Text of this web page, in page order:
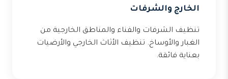
الخارج والشرفات
تنظيف الشرفات والفناء والمناطق الخارجية من
الغبار والأوساخ. تنظيف الأثاث الخارجي والأرضيات
بعناية فائقة.